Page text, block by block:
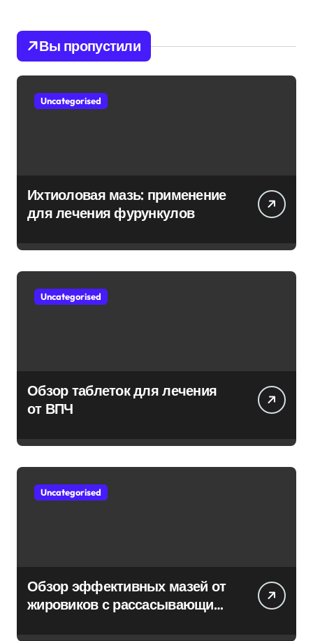
Вы пропустили
Uncategorised
Ихтиоловая мазь: применение
для лечения фурункулов
Uncategorised
Обзор таблеток для лечения
от ВПЧ
Uncategorised
Обзор эффективных мазей от
жировиков с рассасывающим